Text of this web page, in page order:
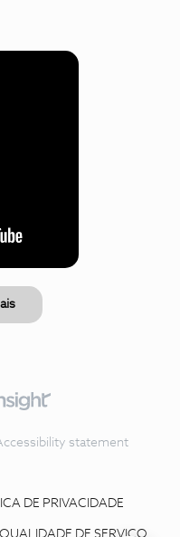
statement
DE PRIVACIDADE